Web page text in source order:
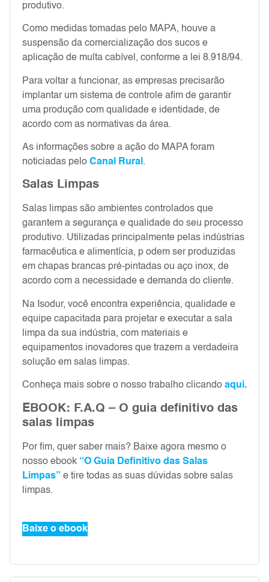
produtivo.
Como medidas tomadas pelo MAPA, houve a
suspensão da comercialização dos sucos e
aplicação de multa cabível, conforme a lei 8.918/94.
Para voltar a funcionar, as empresas precisarão
implantar um sistema de controle afim de garantir
uma produção com qualidade e identidade, de
acordo com as normativas da área.
As informações sobre a ação do MAPA foram
noticiadas pelo Canal Rural .
Salas Limpas
Salas limpas são ambientes controlados que
garantem a segurança e qualidade do seu processo
produtivo. Utilizadas principalmente pelas indústrias
farmacêutica e alimentícia, p odem ser produzidas
em chapas brancas pré-pintadas ou aço inox, de
acordo com a necessidade e demanda do cliente.
Na Isodur, você encontra experiência, qualidade e
equipe capacitada para projetar e executar a sala
limpa da sua indústria, com materiais e
equipamentos inovadores que trazem a verdadeira
solução em salas limpas.
Conheça mais sobre o nosso trabalho clicando aqui.
EBOOK: F.A.Q – O guia definitivo das
salas limpas
Por fim, quer saber mais? Baixe agora mesmo o
nosso ebook “O Guia Definitivo das Salas
Limpas” e tire todas as suas dúvidas sobre salas
limpas.
Baixe o ebook